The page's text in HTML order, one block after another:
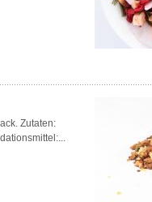
Zutaten: